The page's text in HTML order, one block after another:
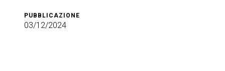
PUBBLICAZIONE
03/12/2024